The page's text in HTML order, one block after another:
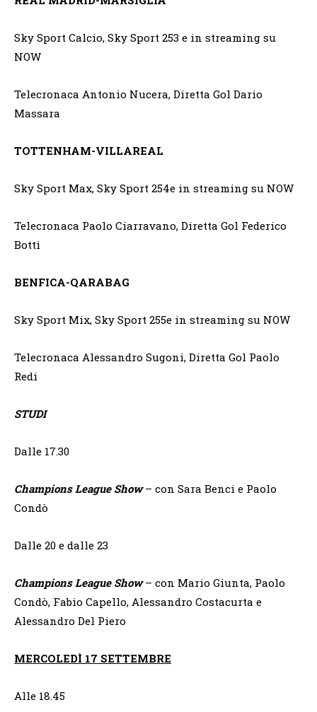
Sky Sport Calcio, Sky Sport 253 e in streaming su
NOW
Telecronaca Antonio Nucera, Diretta Gol Dario
Massara
TOTTENHAM-VILLAREAL
Sky Sport Max, Sky Sport 254e in streaming su NOW
Telecronaca Paolo Ciarravano, Diretta Gol Federico
Botti
BENFICA-QARABAG
Sky Sport Mix, Sky Sport 255e in streaming su NOW
Telecronaca Alessandro Sugoni, Diretta Gol Paolo
Redi
STUDI
Dalle 17.30
Champions League Show – con Sara Benci e Paolo
Condò
Dalle 20 e dalle 23
Champions League Show – con Mario Giunta, Paolo
Condò, Fabio Capello, Alessandro Costacurta e
Alessandro Del Piero
MERCOLEDÌ 17 SETTEMBRE
Alle 18.45